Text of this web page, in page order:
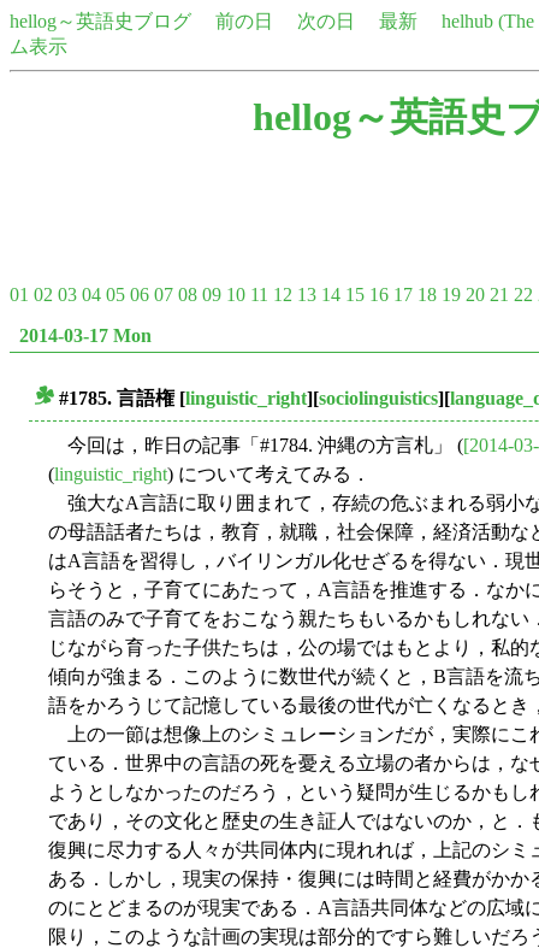
hellog～英語史ブログ 前の日 次の日 最新
helhub
ム表示
hellog～英語史
01 02 03 04 05 06 07 08 09 10 11 12 13 14 15 16 17 18 19 20 21 22
2014-03-17 Mon
#1785. 言語権[linguistic_right][sociolinguistics][
今回は，昨日の記事「#1784. 沖縄の方言札」 ([2014-
(linguistic_right) について考えてみる．
強大なA言語に取り囲まれて，存続の危ぶまれる弱小
の母語話者たちは，教育，就職，社会保障，経済活動
はA言語を習得し，バイリンガル化せざるを得ない．現
らそうと，子育てにあたって，A言語を推進する．なか
言語のみで子育てをおこなう親たちもいるかもしれな
じながら育った子供たちは，公の場ではもとより，私
傾向が強まる．このように数世代が続くと，B言語を流
語をかろうじて記憶している最後の世代が亡くなると
上の一節は想像上のシミュレーションだが，実際にこ
ている．世界中の言語の死を憂える立場の者からは，
ようとしなかったのだろう，という疑問が生じるかも
であり，その文化と歴史の生き証人ではないのか，と
復興に尽力する人々が共同体内に現れれば，上記のシ
ある．しかし，現実の保持・復興には時間と経費がか
のにとどまるのが現実である．A言語共同体などの広域
限り，このような計画の実現は部分的ですら難しいだろ